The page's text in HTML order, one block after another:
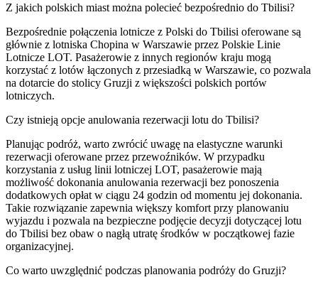
Z jakich polskich miast można polecieć bezpośrednio do Tbilisi?
Bezpośrednie połączenia lotnicze z Polski do Tbilisi oferowane są
głównie z lotniska Chopina w Warszawie przez Polskie Linie
Lotnicze LOT. Pasażerowie z innych regionów kraju mogą
korzystać z lotów łączonych z przesiadką w Warszawie, co pozwala
na dotarcie do stolicy Gruzji z większości polskich portów
lotniczych.
Czy istnieją opcje anulowania rezerwacji lotu do Tbilisi?
Planując podróż, warto zwrócić uwagę na elastyczne warunki
rezerwacji oferowane przez przewoźników. W przypadku
korzystania z usług linii lotniczej LOT, pasażerowie mają
możliwość dokonania anulowania rezerwacji bez ponoszenia
dodatkowych opłat w ciągu 24 godzin od momentu jej dokonania.
Takie rozwiązanie zapewnia większy komfort przy planowaniu
wyjazdu i pozwala na bezpieczne podjęcie decyzji dotyczącej lotu
do Tbilisi bez obaw o nagłą utratę środków w początkowej fazie
organizacyjnej.
Co warto uwzględnić podczas planowania podróży do Gruzji?